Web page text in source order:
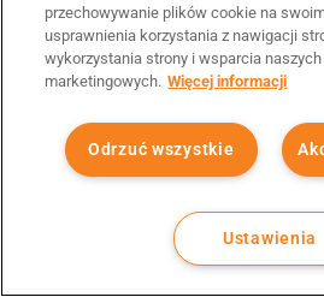
przechowywanie plików cookie na
usprawnienia korzystania z nawigacji
wykorzystania strony i wsparcia naszych
marketingowych. Więcej informacji
Odrzuć wszystkie
Ustawienia